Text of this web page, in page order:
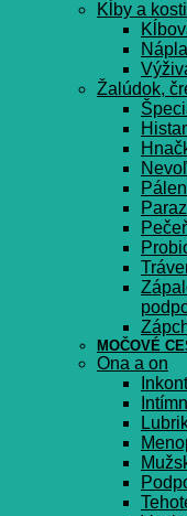
Kĺby a kosti
Žalúdok,
MOČOVÉ
Ona a on